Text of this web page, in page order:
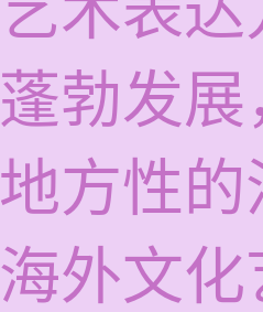
勃发
方性
外文